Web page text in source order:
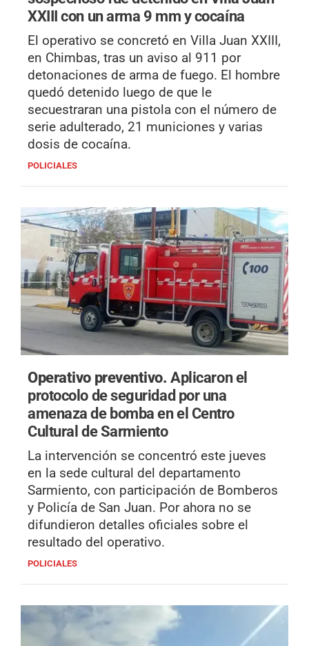
XXIII con un arma 9 mm y cocaína
El operativo se concretó en Villa Juan XXIII,
en Chimbas, tras un aviso al 911 por
detonaciones de arma de fuego. El hombre
quedó detenido luego de que le
secuestraran una pistola con el número de
serie adulterado, 21 municiones y varias
dosis de cocaína.
POLICIALES
Operativo preventivo.Aplicaron el
protocolo de seguridad por una
amenaza de bomba en el Centro
Cultural de Sarmiento
La intervención se concentró este jueves
en la sede cultural del departamento
Sarmiento, con participación de Bomberos
y Policía de San Juan. Por ahora no se
difundieron detalles oficiales sobre el
resultado del operativo.
POLICIALES